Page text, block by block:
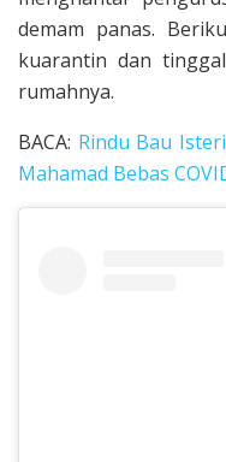
demam panas.
kuarantin dan
rumahnya.
BACA: Rindu Bau
Mahamad Bebas